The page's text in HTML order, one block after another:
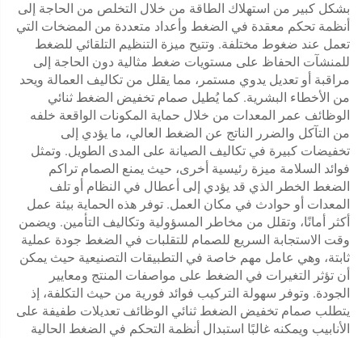
بشكل كبير من استهلاك الطاقة من خلال التخلص من الحاجة إلى
أنظمة تحكم معقدة في الضغط وأعداد متعددة من المضخات التي
تعمل عند ضغوط مختلفة. وتتيح ميزة التنظيم التلقائي للضغط
للمنشآت الحفاظ على مستويات ضغط مثالية دون الحاجة إلى
مراقبة أو تعديل يدوي مستمر، مما يقلل من تكاليف العمالة ويحد
من الأخطاء البشرية. كما يُطيل صمام تخفيض الضغط ثنائي
الوظائف عمر المعدات من خلال حماية المكونات الواقعة خلفه
من التآكل والضرر الناتج عن الضغط العالي، ما يؤدي إلى
تخفيضات كبيرة في تكاليف الصيانة على المدى الطويل. وتمثل
فوائد السلامة ميزة رئيسية أخرى، حيث يمنع الصمام تراكم
الضغط الخطر الذي قد يؤدي إلى أعطال في النظام أو تلف
المعدات أو حوادث في مكان العمل. توفر هذه الحماية بيئة عمل
أكثر أمانًا، وتقلل من مخاطر المسؤولية وتكاليف التأمين. ويضمن
وقت الاستجابة السريع للصمام للتقلبات في الضغط جودة عملية
ثابتة، وهي عامل مهم خاصة في التطبيقات التصنيعية حيث يمكن
أن تؤثر التغيرات في الضغط على مواصفات المنتج ومعايير
الجودة. وتوفر سهولة التركيب فوائد فورية من حيث التكلفة، إذ
يتطلب صمام تخفيض الضغط ثنائي الوظائف تعديلات طفيفة على
الأنابيب ويمكنه غالبًا استبدال أنظمة التحكم في الضغط الحالية